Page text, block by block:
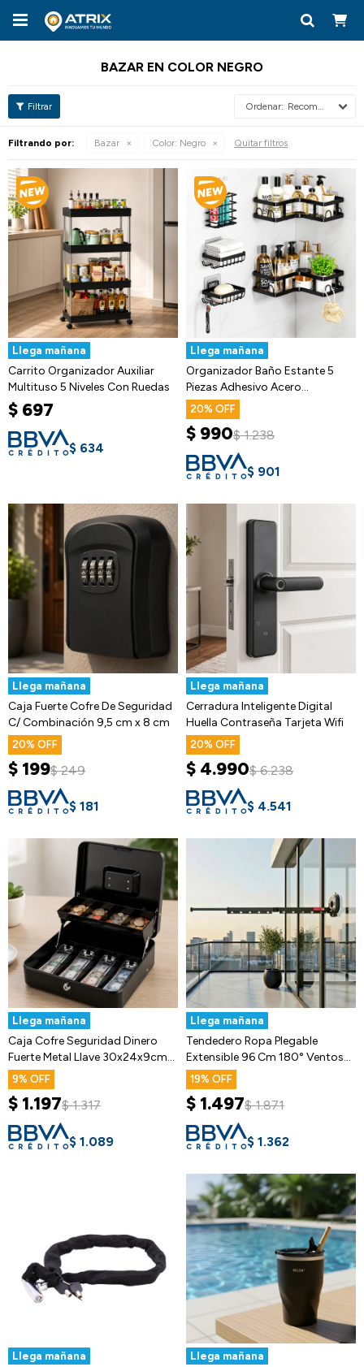

BAZAR EN COLOR NEGRO
Recomendados
Filtrando por: Bazar Color: Negro Quitar filtros
Llega mañana
Carrito Organizador Auxiliar
Multituso 5 Niveles Con Ruedas
$ 697
$ 634
Llega mañana
Organizador Baño Estante 5
Piezas Adhesivo Acero
Inoxidable
20
$ 990$ 1.238
$ 901
Llega mañana
Caja Fuerte Cofre De Seguridad
C/ Combinación 9,5 cm x 8 cm
20
$ 199$ 249
$ 181
Llega mañana
Cerradura Inteligente Digital
Huella Contraseña Tarjeta Wifi
20
$ 4.990$ 6.238
$ 4.541
Llega mañana
Caja Cofre Seguridad Dinero
Fuerte Metal Llave 30x24x9cm
Ax
9
$ 1.197$ 1.317
$ 1.089
Llega mañana
Tendedero Ropa Plegable
Extensible 96 Cm 180° Ventosa
Balcón
19
$ 1.497$ 1.871
$ 1.362
Llega mañana Llega mañana